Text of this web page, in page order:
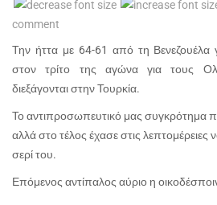
comment
Την ήττα με 64-61 από τη
στον τρίτο της αγώνα για τους
διεξάγονται στην Τουρκία.
Το αντιπροσωπευτικό μας συγκρότημα
αλλά στο τέλος έχασε στις λεπτομέρειες
σερί του.
Επόμενος αντίπαλος αύριο η